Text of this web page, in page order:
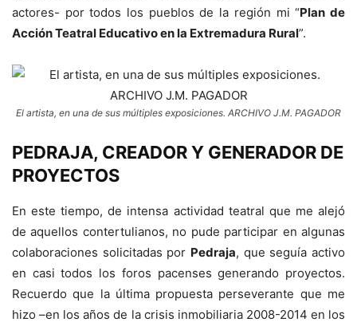
actores- por todos los pueblos de la región mi “Plan de
Acción Teatral Educativo en la Extremadura Rural”.
El artista, en una de sus múltiples exposiciones. ARCHIVO J.M. PAGADOR
PEDRAJA, CREADOR Y GENERADOR DE
PROYECTOS
En este tiempo, de intensa actividad teatral que me alejó
de aquellos contertulianos, no pude participar en algunas
colaboraciones solicitadas por Pedraja, que seguía activo
en casi todos los foros pacenses generando proyectos.
Recuerdo que la última propuesta perseverante que me
hizo –en los años de la crisis inmobiliaria 2008-2014 en los